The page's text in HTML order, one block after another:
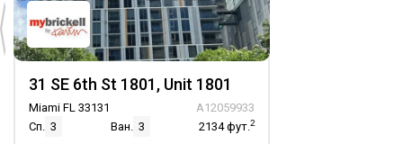
31 SE 6th St 1801, Unit 1801
Miami FL 33131
A12059933
Сп. 3 Ван. 3 2134фут.2